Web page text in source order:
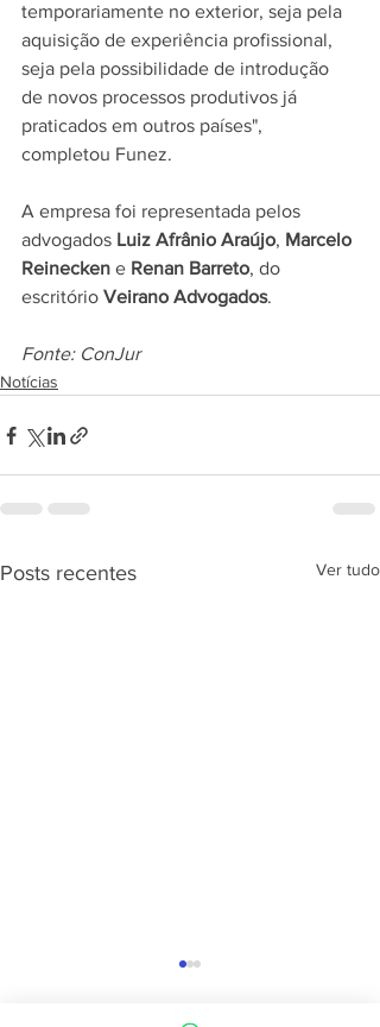
temporariamente no exterior, seja pela
aquisição de experiência profissional,
seja pela possibilidade de introdução
de novos processos produtivos já
praticados em outros países",
completou Funez.
A empresa foi representada pelos
advogados Luiz Afrânio Araújo, Marcelo
Reinecken e Renan Barreto, do
escritório Veirano Advogados.
Fonte: ConJur
Notícias
Posts recentes Ver tudo